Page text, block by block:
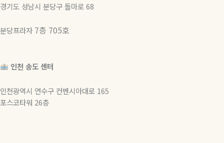
경기도 성남시 분당구 돌마로 68
분당프라자 7층 705호
인천 송도 센터
인천광역시 연수구 컨벤시아대로 165
포스코타워 26층